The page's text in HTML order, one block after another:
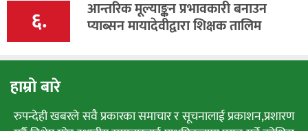
६. आन्तरिक मूल्याङ्कन प्रभावकारी बनाउन
प्याब्सन मायादेवीद्वारा शिक्षक तालिम
हाम्रो बारे
रुपन्देही खबरले सवै प्रकारका समाचार र सूचनालाई प्रकाशन,प्रशारण